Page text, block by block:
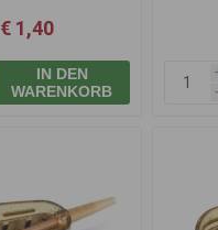
€ 1,40
IN DEN
WARENKORB